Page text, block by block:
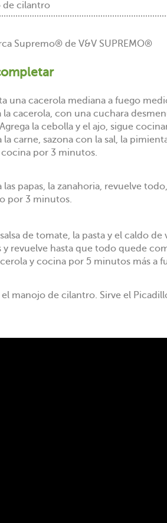
de cilantro
Supremo® de V&V SUPREMO®
una cacerola mediana a fuego
la cacerola, con una cuchara
la cebolla y el ajo, sigue
la carne, sazona con la sal, la
por 3 minutos.
las papas, la zanahoria, revuelve
por 3 minutos.
de tomate, la pasta y el caldo
y revuelve hasta que todo quede
y cocina por 5 minutos más a
el manojo de cilantro. Sirve el